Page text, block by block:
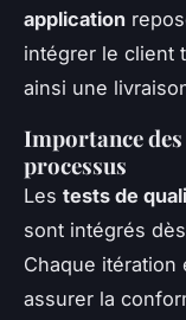
application
intégrer le client
ainsi une
Importance
processus
Les tests de
sont intégrés
Chaque
assurer la